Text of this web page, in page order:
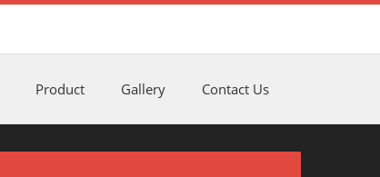
Product Gallery Contact Us